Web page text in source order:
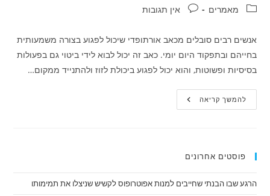
קטגוריה:מאמרים תגובות:אין תגובות
אנשים רבים סובלים מכאב אורתופדי שיכול לפגוע בצורה משמעותית
בחייהם ובתפקוד היום יומי. כאב זה יכול לבוא לידי ביטוי גם בפעולות
בסיסיות ופשוטות, והוא יכול לפגוע ביכולת לזוז ולהתנייד ממקום…
להמשך קריאהד"ר
אלעד
בכאב
ניתוח
פוסטים אחרונים
הרגע שבו הבנתי שחייבים למנות אפוטרופוס לקשיש שניצלו את תמימותו